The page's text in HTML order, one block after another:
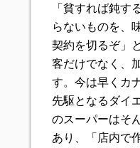
「貧すれば鈍
らないものを、
契約を切るぞ」
客だけでなく、
す。今は早くカ
先駆となるダイ
のスーパーはそ
あり、「店内で